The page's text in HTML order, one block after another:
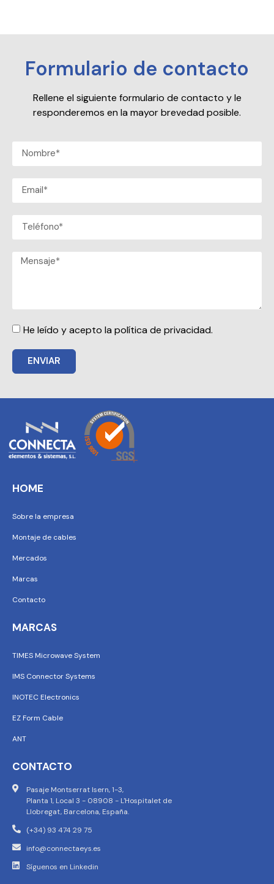
Formulario de contacto
Rellene el siguiente formulario de contacto y le
responderemos en la mayor brevedad posible.
He leído y acepto la política de privacidad.
ENVIAR
HOME
Sobre la empresa
Montaje de cables
Mercados
Marcas
Contacto
MARCAS
TIMES Microwave System
IMS Connector Systems
INOTEC Electronics
EZ Form Cable
ANT
CONTACTO
Pasaje Montserrat Isern, 1-3,
Planta 1, Local 3 - 08908 - L'Hospitalet de
Llobregat, Barcelona, España.
(+34) 93 474 29 75
info@connectaeys.es
Síguenos en Linkedin